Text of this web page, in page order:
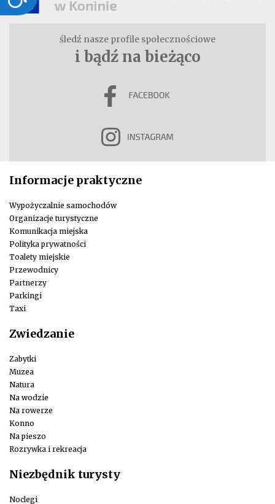
śledź nasze profile społecznościowe
i bądź na bieżąco
Informacje praktyczne
Wypożyczalnie samochodów
Organizacje turystyczne
Komunikacja miejska
Polityka prywatności
Toalety miejskie
Przewodnicy
Partnerzy
Parkingi
Taxi
Zwiedzanie
Zabytki
Muzea
Natura
Na wodzie
Na rowerze
Konno
Na pieszo
Rozrywka i rekreacja
Niezbędnik turysty
Noclegi